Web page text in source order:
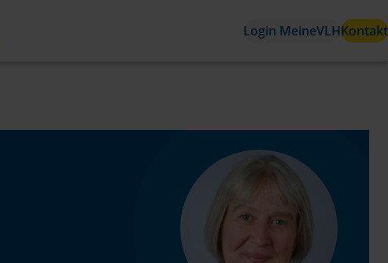
Login MeineVLHKontakt